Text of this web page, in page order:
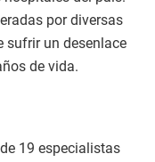
por diversas
sufrir un desenlace
de vida.
19 especialistas